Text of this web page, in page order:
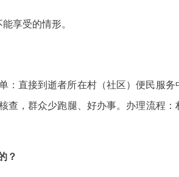
享受的情形。
：直接到逝者所在村（社区）便民服
核查，群众少跑腿、好办事。办理
？